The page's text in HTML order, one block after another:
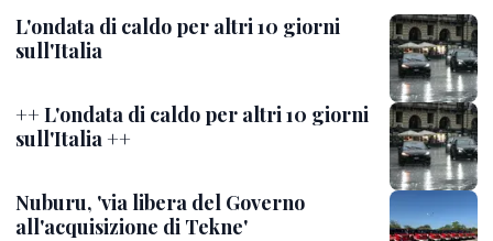
L'ondata di caldo per altri 10 giorni
sull'Italia
++ L'ondata di caldo per altri 10 giorni
sull'Italia ++
Nuburu, 'via libera del Governo
all'acquisizione di Tekne'